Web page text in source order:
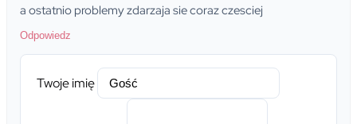
a ostatnio problemy zdarzaja sie coraz czesciej
Odpowiedz
Twoje imię